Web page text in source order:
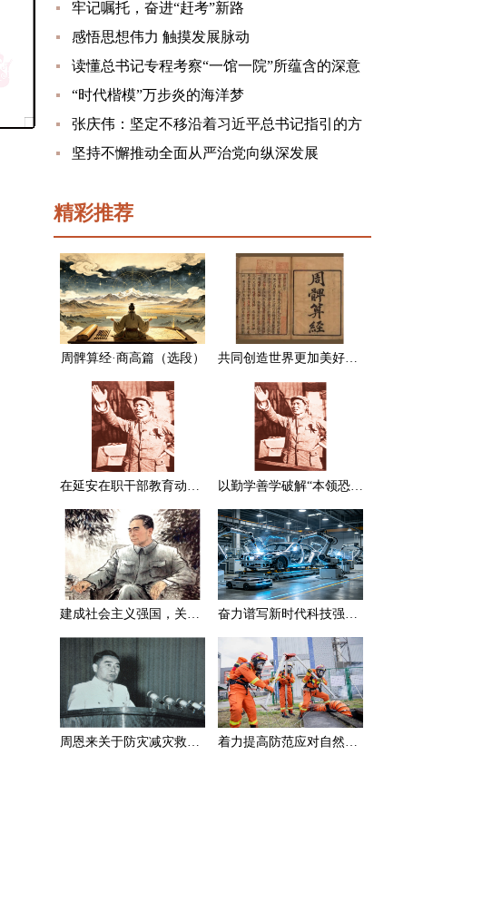
牢记嘱托，奋进“赶考”新路
感悟思想伟力 触摸发展脉动
读懂总书记专程考察“一馆一院”所蕴含的深意
“时代楷模”万步炎的海洋梦
张庆伟：坚定不移沿着习近平总书记指引的方
向前进 凝心聚力奋进新征程建功新时代谱写新
坚持不懈推动全面从严治党向纵深发展
精彩推荐
周髀算经·商高篇（选段） 共同创造世界更加美好的未来
在延安在职干部教育动员大会上的讲话（节选） 以勤学善学破解“本领恐慌”
建成社会主义强国，关键在于实现科学技术现代化 奋力谱写新时代科技强国新篇章
周恩来关于防灾减灾救灾的一组论述 着力提高防范应对自然灾害能力